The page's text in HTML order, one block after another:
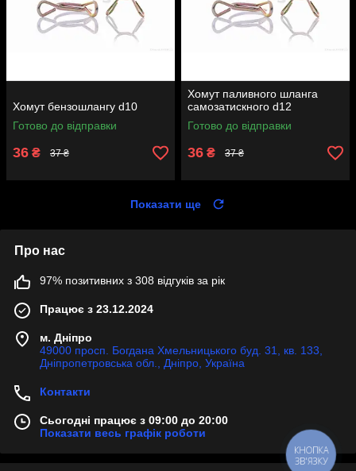
Хомут бензошлангу d10
Готово до відправки
36 ₴ 37 ₴
Хомут паливного шланга
самозатискного d12
Готово до відправки
36 ₴ 37 ₴
Показати ще
Про нас
97% позитивних з 308 відгуків за рік
Працює з 23.12.2024
м. Дніпро
49000 просп. Богдана Хмельницького буд. 31, кв. 133,
Дніпропетровська обл., Дніпро, Україна
Контакти
Сьогодні працює з 09:00 до 20:00
Показати весь графік роботи
КНОПКА
ЗВ'ЯЗКУ